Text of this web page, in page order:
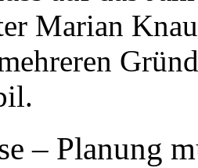
Marian
– Planung